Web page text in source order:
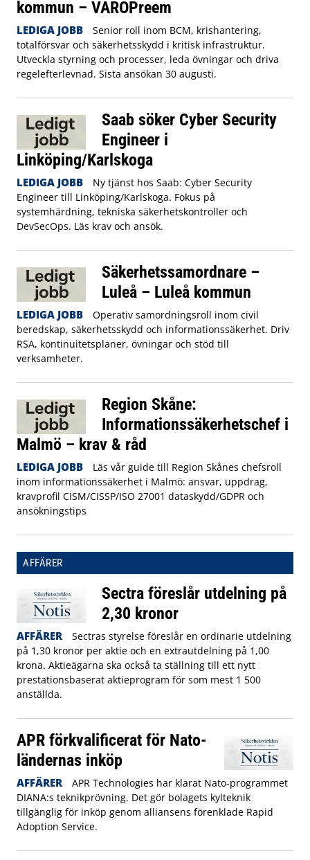
kommun – VAROPreem
LEDIGA JOBB
Senior roll inom BCM, krishantering,
totalförsvar och säkerhetsskydd i kritisk infrastruktur.
Utveckla styrning och processer, leda övningar och driva
regelefterlevnad. Sista ansökan 30 augusti.
Saab söker Cyber Security
Engineer i
Linköping/Karlskoga
LEDIGA JOBB
Ny tjänst hos Saab: Cyber Security
Engineer till Linköping/Karlskoga. Fokus på
systemhärdning, tekniska säkerhetskontroller och
DevSecOps. Läs krav och ansök.
Säkerhetssamordnare –
Luleå – Luleå kommun
LEDIGA JOBB
Operativ samordningsroll inom civil
beredskap, säkerhetsskydd och informationssäkerhet. Driv
RSA, kontinuitetsplaner, övningar och stöd till
verksamheter.
Region Skåne:
Informationssäkerhetschef i
Malmö – krav & råd
LEDIGA JOBB
Läs vår guide till Region Skånes chefsroll
inom informationssäkerhet i Malmö: ansvar, uppdrag,
kravprofil CISM/CISSP/ISO 27001 dataskydd/GDPR och
ansökningstips
AFFÄRER
Sectra föreslår utdelning på
2,30 kronor
AFFÄRER
Sectras styrelse föreslår en ordinarie utdelning
på 1,30 kronor per aktie och en extrautdelning på 1,00
krona. Aktieägarna ska också ta ställning till ett nytt
prestationsbaserat aktieprogram för som mest 1 500
anställda.
APR förkvalificerat för Nato-
ländernas inköp
AFFÄRER
APR Technologies har klarat Nato-programmet
DIANA:s teknikprövning. Det gör bolagets kylteknik
tillgänglig för inköp genom alliansens förenklade Rapid
Adoption Service.